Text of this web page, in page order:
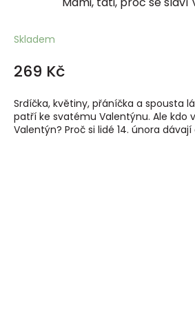
Skladem
269 Kč
Srdíčka, květiny, přáníčka a spousta
patří ke svatému Valentýnu. Ale kdo
Valentýn? Proč si lidé 14. února dávají